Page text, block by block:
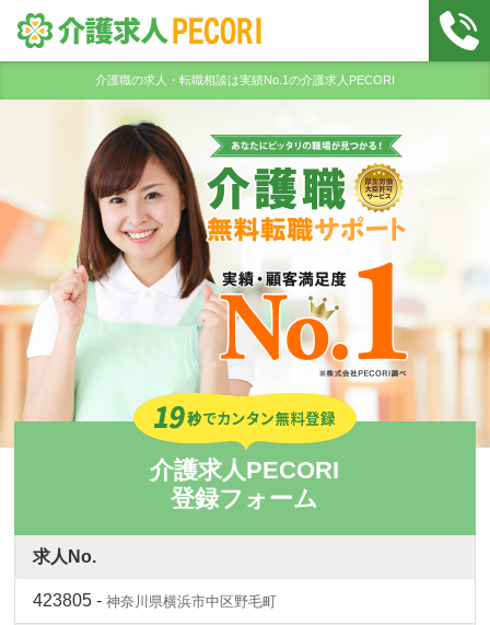
介護職の求人・転職相談は実績No.1の介護求人PECORI
介護求人PECORI
登録フォーム
求人No.
423805 -神奈川県横浜市中区野毛町